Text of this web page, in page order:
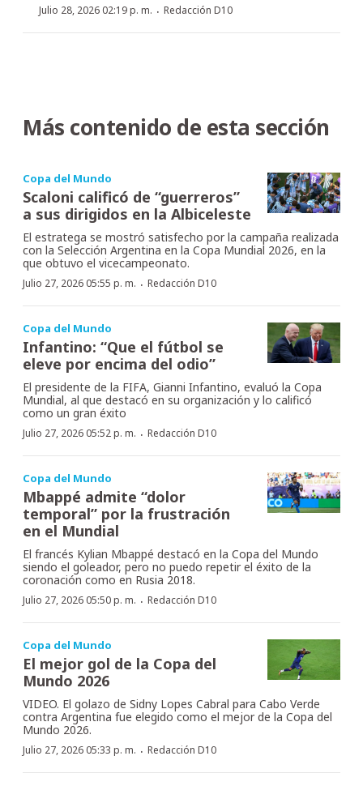
Julio 28, 2026 02:19 p. m. · Redacción D10
Más contenido de esta sección
Copa del Mundo
Scaloni calificó de “guerreros”
a sus dirigidos en la Albiceleste
El estratega se mostró satisfecho por la campaña realizada
con la Selección Argentina en la Copa Mundial 2026, en la
que obtuvo el vicecampeonato.
Julio 27, 2026 05:55 p. m. · Redacción D10
Copa del Mundo
Infantino: “Que el fútbol se
eleve por encima del odio”
El presidente de la FIFA, Gianni Infantino, evaluó la Copa
Mundial, al que destacó en su organización y lo calificó
como un gran éxito
Julio 27, 2026 05:52 p. m. · Redacción D10
Copa del Mundo
Mbappé admite “dolor
temporal” por la frustración
en el Mundial
El francés Kylian Mbappé destacó en la Copa del Mundo
siendo el goleador, pero no puedo repetir el éxito de la
coronación como en Rusia 2018.
Julio 27, 2026 05:50 p. m. · Redacción D10
Copa del Mundo
El mejor gol de la Copa del
Mundo 2026
VIDEO. El golazo de Sidny Lopes Cabral para Cabo Verde
contra Argentina fue elegido como el mejor de la Copa del
Mundo 2026.
Julio 27, 2026 05:33 p. m. · Redacción D10